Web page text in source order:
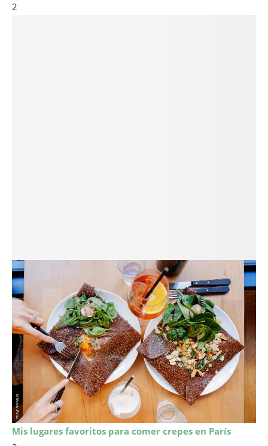
2
Mis lugares favoritos para comer crepes en París